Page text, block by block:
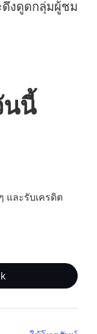
ดึงดูดกลุ่มผู้ชม
นนี้
และรับเครดิต